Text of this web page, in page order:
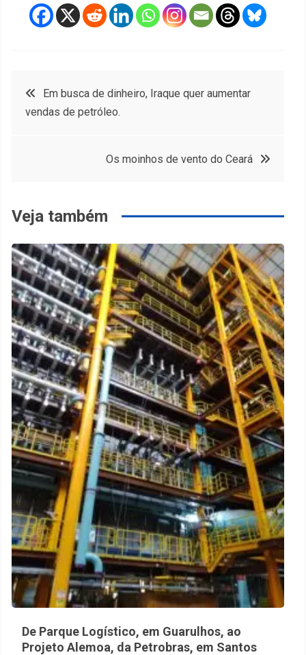
Navegação
Em busca de dinheiro, Iraque quer aumentar
vendas de petróleo.
Os moinhos de vento do Ceará
Veja também
De Parque Logístico, em Guarulhos, ao
Projeto Alemoa, da Petrobras, em Santos